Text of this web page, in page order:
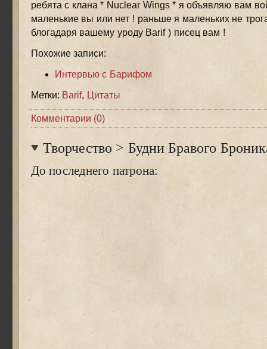
ребята с клана * Nuclear Wings * я объявляю вам
маленькие вы или нет ! раньше я маленьких не
блогадаря вашему уроду Barif ) писец вам !
Похожие записи:
Интервью с Барифом
Метки: Barif, Цитаты
Комментарии (0)
Творчество > Будни Бравого
До последнего патрона: